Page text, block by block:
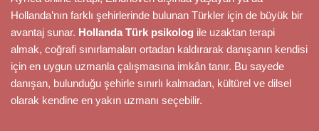
Hollanda’nın farklı şehirlerinde bulunan Türkler için de büyük bir
avantaj sunar. Hollanda Türk psikolog ile uzaktan terapi
almak, coğrafi sınırlamaları ortadan kaldırarak danışanın kendisi
için en uygun uzmanla çalışmasına imkân tanır. Bu sayede
danışan, bulunduğu şehirle sınırlı kalmadan, kültürel ve dilsel
olarak kendine en yakın uzmanı seçebilir.